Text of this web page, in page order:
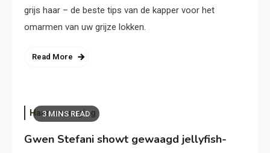
grijs haar – de beste tips van de kapper voor het
omarmen van uw grijze lokken.
Read More
3 MINS READ
Haarverzorging
Gwen Stefani showt gewaagd jellyfish-